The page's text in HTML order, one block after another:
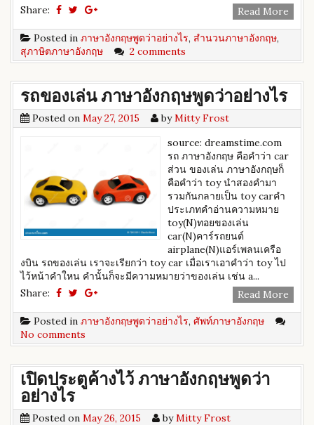
Share:
Read More
Posted in ภาษาอังกฤษพูดว่าอย่างไร, สำนวนภาษาอังกฤษ,
สุภาษิตภาษาอังกฤษ
2 comments
รถของเล่น ภาษาอังกฤษพูดว่าอย่างไร
Posted on May 27, 2015 byMitty Frost
source: dreamstime.com
รถ ภาษาอังกฤษ คือคำว่า car
ส่วน ของเล่น ภาษาอังกฤษก็
คือคำว่า toy นำสองคำมา
รวมกันกลายเป็น toy car ​คำ
ประเภทคำอ่านความหมาย
toy(N)ทอยของเล่น
car(N)คาร์รถยนต์
airplane(N)แอร์เพลนเครือ
งบิน รถของเล่น เราจะเรียกว่า toy car เมื่อเราเอาคำว่า toy ไป
ไว้หน้าคำใหน คำนั้นก็จะมีความหมายว่าของเล่น เช่น a...
Share:
Read More
Posted in ภาษาอังกฤษพูดว่าอย่างไร, ศัพท์ภาษาอังกฤษ
No comments
เปิดประตูค้างไว้ ภาษาอังกฤษพูดว่า
อย่างไร
Posted on May 26, 2015 byMitty Frost